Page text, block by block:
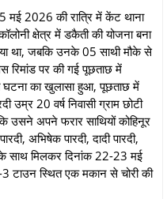
की रात्रि में केंट थाना
क्षेत्र में डकैती की योजना बना
था, जबकि उनके 05 साथी मौके से
रिमांड पर की गई पूछताछ में
घटना का खुलासा हुआ, पूछताछ में
उम्र 20 वर्ष निवासी ग्राम छोटी
उसने अपने फरार साथियों कोहिनूर
अभिषेक पारदी, दादी पारदी,
के साथ मिलकर दिनांक 22-23 मई
टाउन स्थित एक मकान से चोरी की